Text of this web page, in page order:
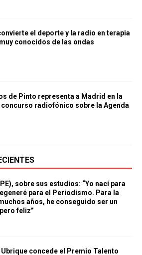
el deporte y la radio en terapia
conocidos de las ondas
de Pinto representa a Madrid en la
concurso radiofónico sobre la Agenda
sobre sus estudios: “Yo nací para
para el Periodismo. Para la
años, he conseguido ser un
feliz”
Ubrique concede el Premio Talento